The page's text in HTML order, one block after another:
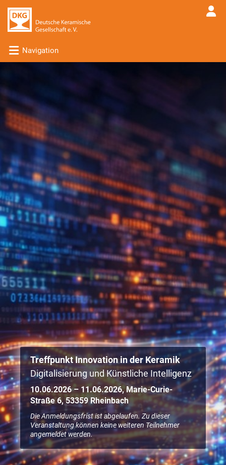
Navigation
Treffpunkt Innovation in der Keramik
Digitalisierung und Künstliche Intelligenz
10.06.2026 – 11.06.2026, Marie-Curie-
Straße 6, 53359 Rheinbach
Die Anmeldungsfrist ist abgelaufen. Zu dieser
Veranstaltung können keine weiteren Teilnehmer
angemeldet werden.